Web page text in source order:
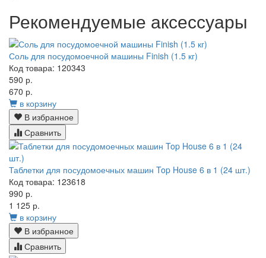
Рекомендуемые аксессуары
Соль для посудомоечной машины Finish (1.5 кг)
Код товара: 120343
590 р.
670 р.
в корзину
В избранное
Сравнить
Таблетки для посудомоечных машин Top House 6 в 1 (24 шт.)
Код товара: 123618
990 р.
1 125 р.
в корзину
В избранное
Сравнить